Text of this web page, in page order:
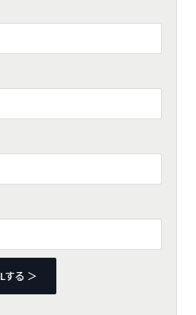
する ＞